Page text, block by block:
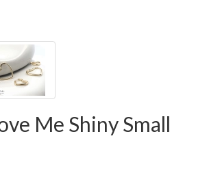
Me Shiny Small